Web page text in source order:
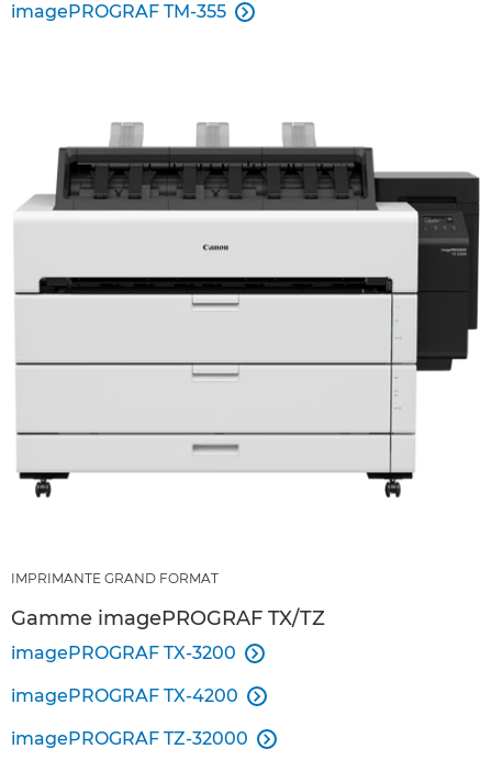
imagePROGRAF TM-355 
IMPRIMANTE GRAND FORMAT
Gamme imagePROGRAF TX/TZ
imagePROGRAF TX-3200 
imagePROGRAF TX-4200 
imagePROGRAF TZ-32000 